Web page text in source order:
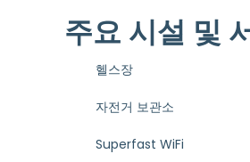
주요 시설 및
헬스장
자전거 보관소
Superfast WiFi